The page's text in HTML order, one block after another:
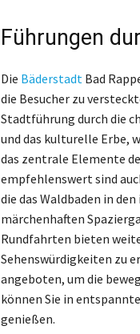
Führungen
Die Bäderstadt Bad
die Besucher zu
Stadtführung durch die
und das kulturelle Erbe,
das zentrale Elemente
empfehlenswert sind
die das Waldbaden in
märchenhaften
Rundfahrten bieten
Sehenswürdigkeiten zu
angeboten, um die
können Sie in
genießen.